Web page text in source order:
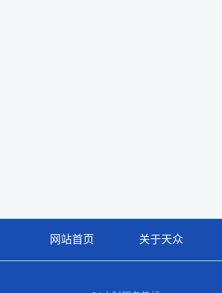
网站首页 关于天众